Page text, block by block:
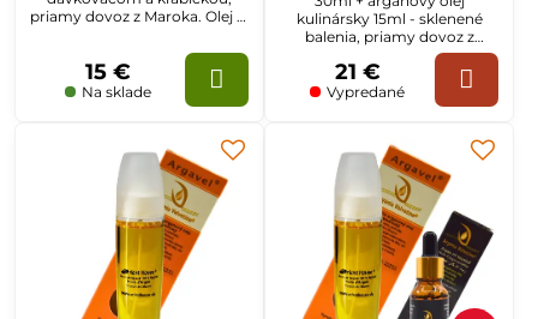
priamy dovoz z Maroka. Olej je
Na sklade
15 €
kulinársky 15ml - sklenené
balenia, priamy dovoz z
Vypredané
21 €